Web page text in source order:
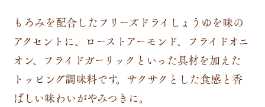
もろみを配合したフリーズドライしょうゆを味の
アクセントに、ローストアーモンド、フライドオニ
オン、フライドガーリックといった具材を加えた
トッピング調味料です。サクサクとした食感と香
ばしい味わいがやみつきに。